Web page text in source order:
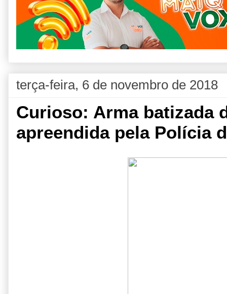
terça-feira, 6 de novembro de 2018
Curioso: Arma batizada
apreendida pela Polícia